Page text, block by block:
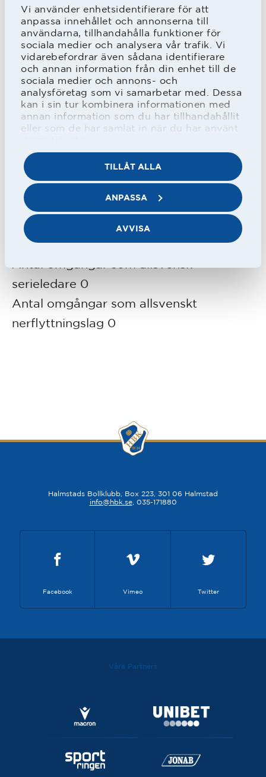
Vi använder enhetsidentifierare för att
anpassa innehållet och annonserna till
användarna, tillhandahålla funktioner för
sociala medier och analysera vår trafik. Vi
vidarebefordrar även sådana identifierare
och annan information från din enhet till de
sociala medier och annons- och
analysföretag som vi samarbetar med. Dessa
kan i sin tur kombinera informationen med
annan information som du har tillhandahållit
eller som de har samlat in när du har använt
TILLÅT ALLA
ANPASSA
AVVISA
men som kom tre oavgjorda, innan en
ny förlust. Därefter kom tre reka
vinster och trots förlust i sista matchen
säkrades kontraktet.
JOHAN LINDHOLM (tidigare Bergström)
Tränare 2024.
Ass. tränare 2022-23, U-tränare 2017-21.
Antal matcher i Allsvenskan 10 (3-3-4)
Poängsnitt Allsvenskan 1,20
Målsnitt Allsvenskan 1,00
serieledare 0
Antal omgångar som allsvenskt
nerflyttningslag 0
Halmstads Bollklubb, Box 223, 301 06 Halmstad
info@hbk.se, 035-171880
Facebook Vimeo Twitter
Våra Partners